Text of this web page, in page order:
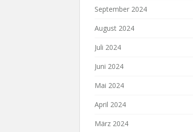
September 2024
August 2024
Juli 2024
Juni 2024
Mai 2024
April 2024
März 2024